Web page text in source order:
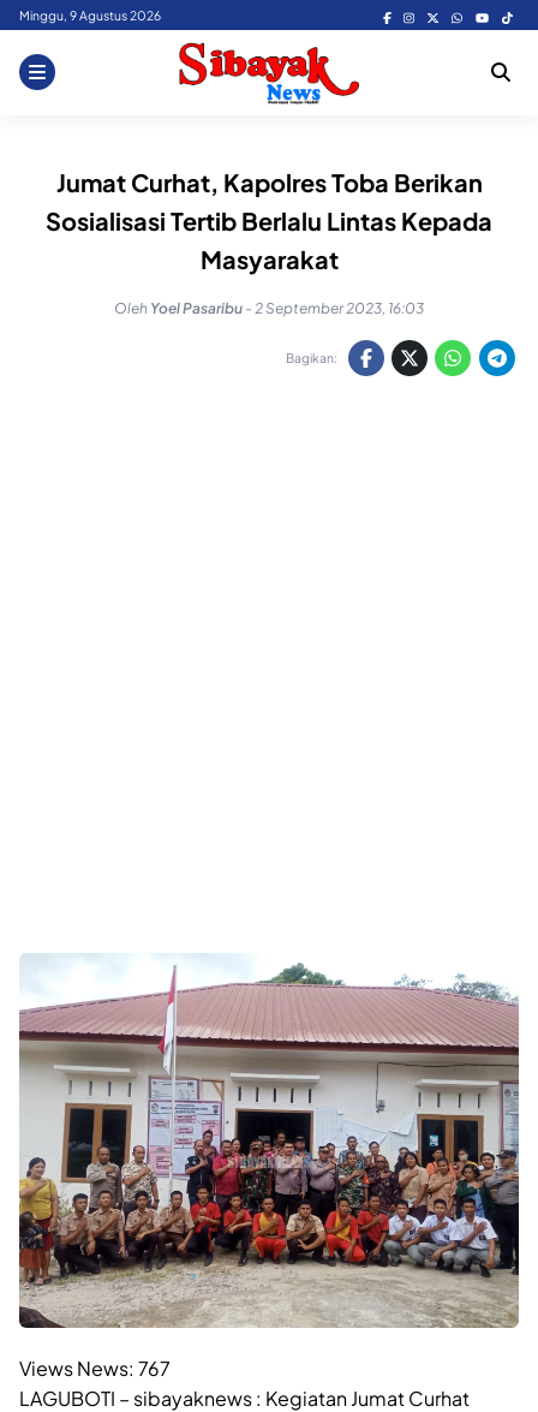
Skip
content
Minggu, 9 Agustus 2026
Jumat Curhat, Kapolres Toba Berikan
Sosialisasi Tertib Berlalu Lintas Kepada
Masyarakat
Oleh Yoel Pasaribu - 2 September 2023, 16:03
Bagikan:
Views News: 767
LAGUBOTI – sibayaknews : Kegiatan Jumat Curhat